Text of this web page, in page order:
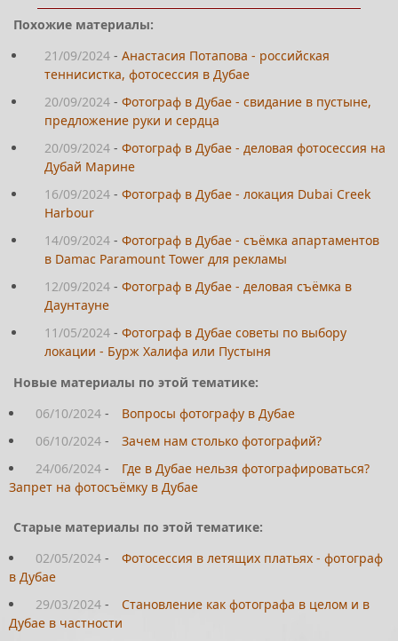
Похожие материалы:
21/09/2024 - Анастасия Потапова - российская
теннисистка, фотосессия в Дубае
20/09/2024 - Фотограф в Дубае - свидание в пустыне,
предложение руки и сердца
20/09/2024 - Фотограф в Дубае - деловая фотосессия на
Дубай Марине
16/09/2024 - Фотограф в Дубае - локация Dubai Creek
Harbour
14/09/2024 - Фотограф в Дубае - съёмка апартаментов
в Damac Paramount Tower для рекламы
12/09/2024 - Фотограф в Дубае - деловая съёмка в
Даунтауне
11/05/2024 - Фотограф в Дубае советы по выбору
локации - Бурж Халифа или Пустыня
Новые материалы по этой тематике:
06/10/2024 -
Вопросы фотографу в Дубае
06/10/2024 -
Зачем нам столько фотографий?
24/06/2024 -
Где в Дубае нельзя фотографироваться?
Запрет на фотосъёмку в Дубае
Старые материалы по этой тематике:
02/05/2024 -
Фотосессия в летящих платьях - фотограф
в Дубае
29/03/2024 -
Становление как фотографа в целом и в
Дубае в частности